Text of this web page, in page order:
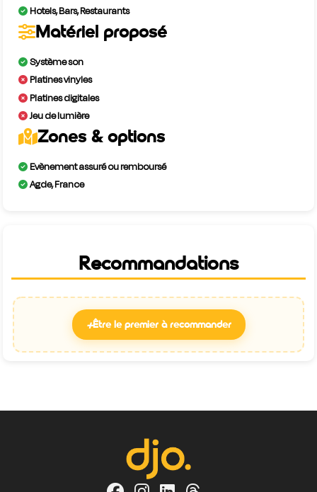
Hotels, Bars, Restaurants
Matériel proposé
Système son
Platines vinyles
Platines digitales
Jeu de lumière
Zones & options
Evènement assuré ou remboursé
Agde, France
Recommandations
+Être le premier à recommander